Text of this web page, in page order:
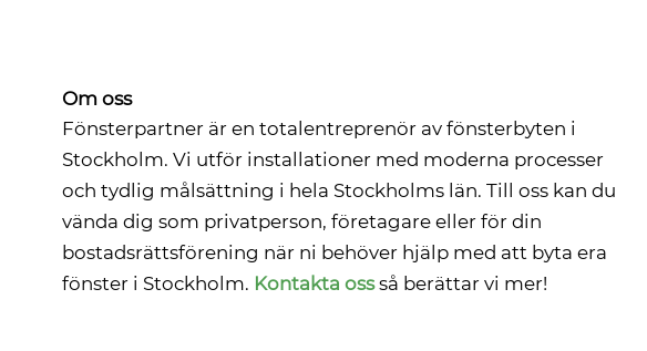
Om oss
Fönsterpartner är en totalentreprenör av fönsterbyten i
Stockholm. Vi utför installationer med moderna processer
och tydlig målsättning i hela Stockholms län. Till oss kan du
vända dig som privatperson, företagare eller för din
bostadsrättsförening när ni behöver hjälp med att byta era
fönster i Stockholm. Kontakta ossså berättar vi mer!